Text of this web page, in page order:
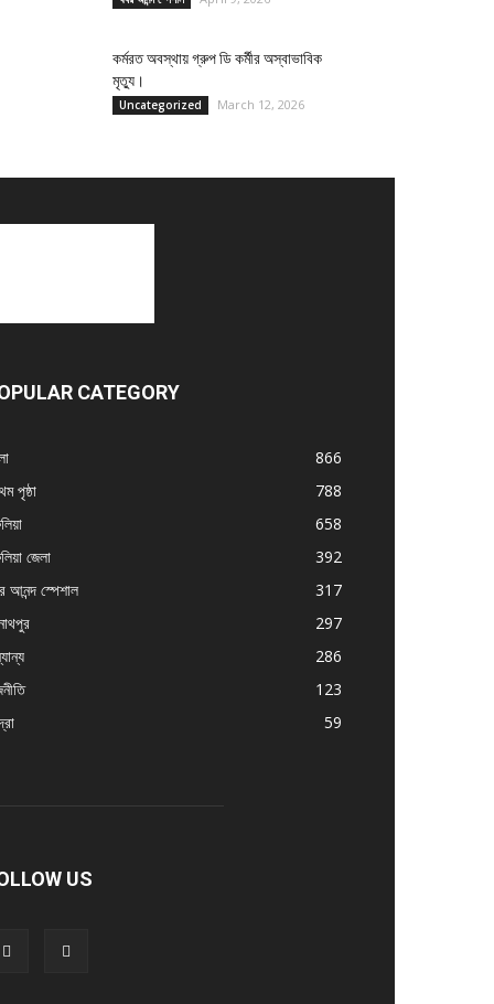
কর্মরত অবস্থায় গ্রুপ ডি কর্মীর অস্বাভাবিক
মৃত্যু।
Uncategorized March 12, 2026
CATEGORY
866
পৃষ্ঠা
788
658
জেলা
392
আনন্দ স্পেশাল
317
297
286
123
59
US